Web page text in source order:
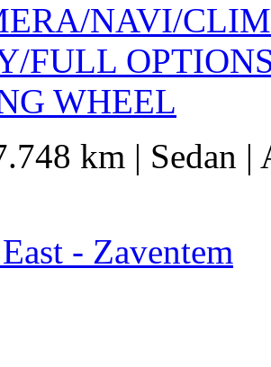
NAVI/
FULL
WHEEL
km | Sedan |
- Zaventem